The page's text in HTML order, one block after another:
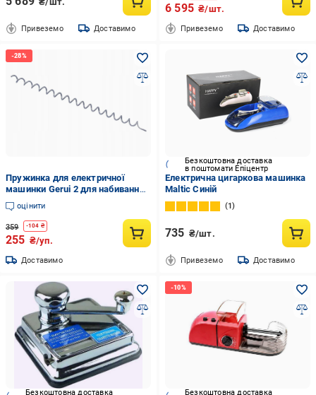
Привеземо Доставимо
6 595 ₴/шт.
Привеземо Доставимо
Пружинка для електричної
машинки Gerui 2 для набивання
сигарет
оцінити
359 -104 ₴
255 ₴/уп.
Доставимо
Безкоштовна доставка
в поштомати Епіцентр
Електрична цигаркова машинка
Maltic Синій
1
735 ₴/шт.
Привеземо Доставимо
Безкоштовна доставка Безкоштовна доставка